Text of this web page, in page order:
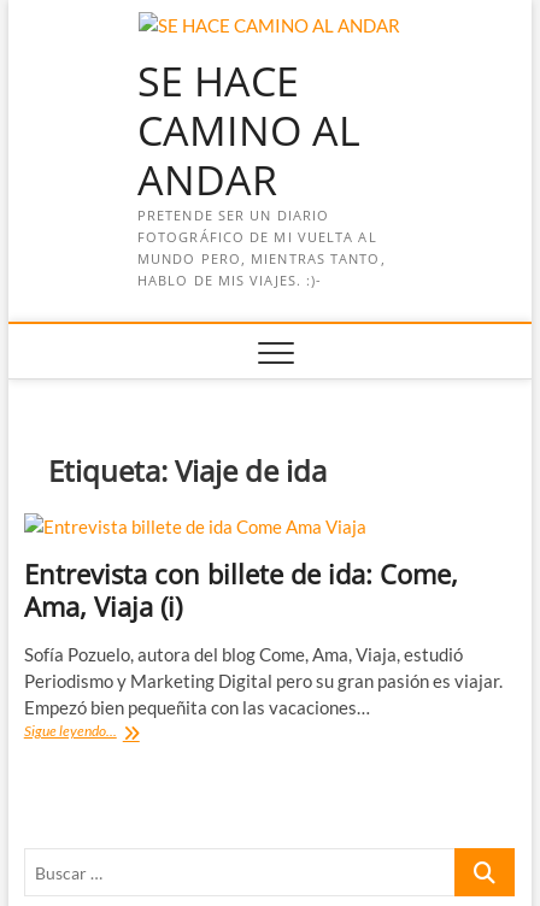
SE HACE
CAMINO AL
ANDAR
PRETENDE SER UN DIARIO
FOTOGRÁFICO DE MI VUELTA AL
MUNDO PERO, MIENTRAS TANTO,
HABLO DE MIS VIAJES. :)-
Etiqueta:Viaje de ida
Entrevista con billete de ida: Come,
Ama, Viaja (i)
Sofía Pozuelo, autora del blog Come, Ama, Viaja, estudió
Periodismo y Marketing Digital pero su gran pasión es viajar.
Empezó bien pequeñita con las vacaciones…
Sigue leyendo... Entrevista
Buscar